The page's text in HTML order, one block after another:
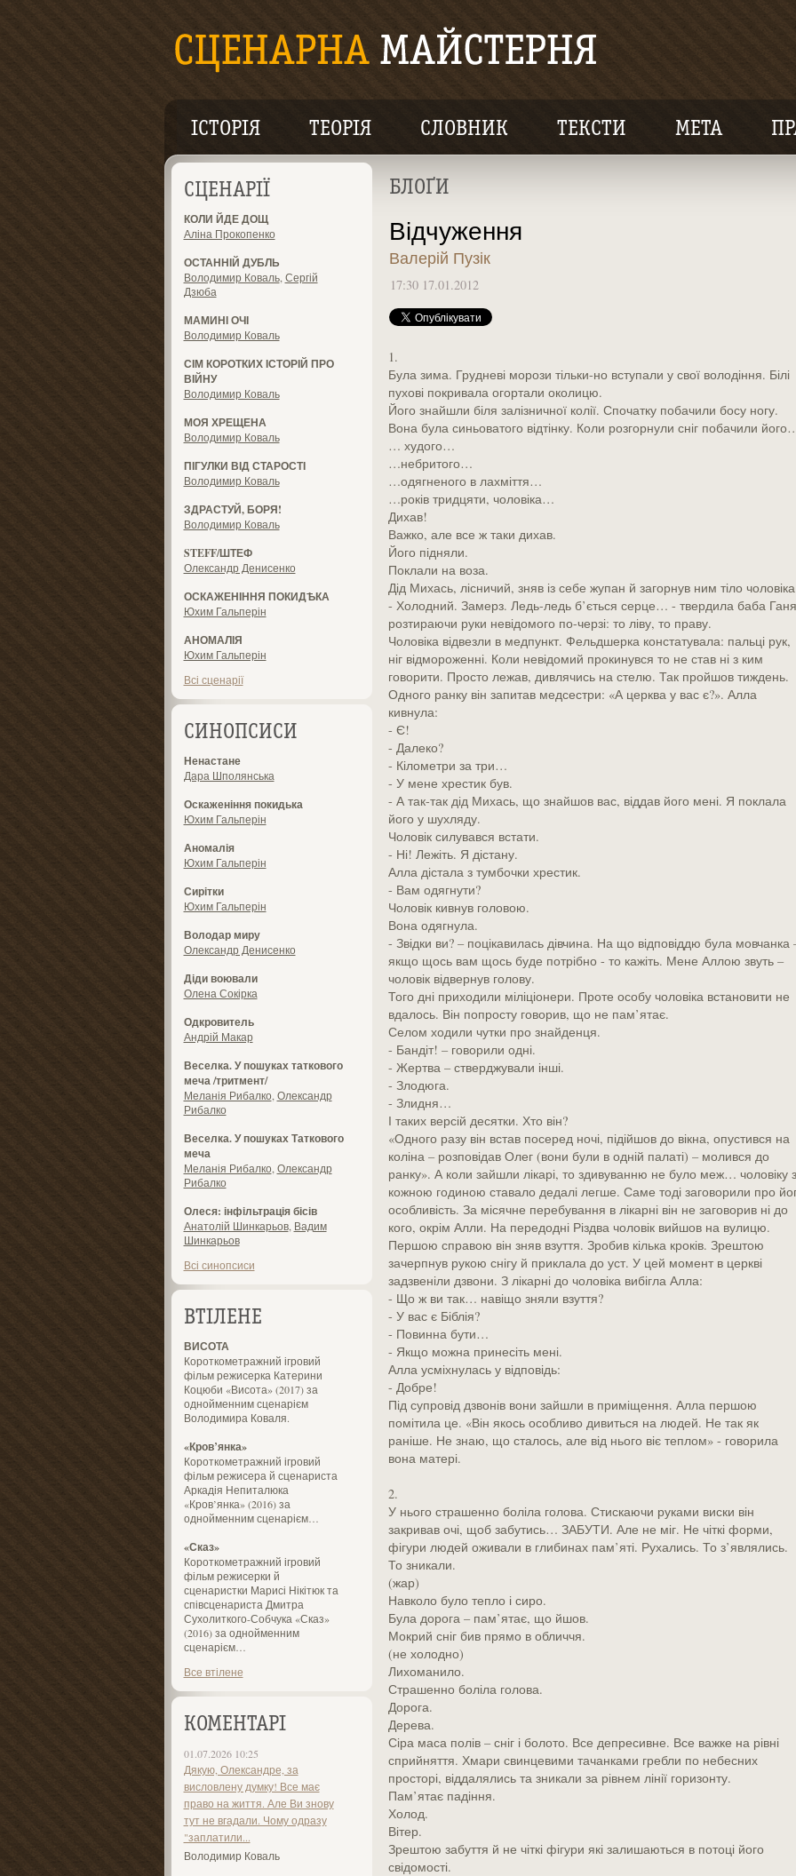
ІСТОРІЯ ТЕОРІЯ СЛОВНИК ТЕКСТИ МЕТА
СЦЕНАРІЇ
КОЛИ ЙДЕ ДОЩ
Аліна Прокопенко
ОСТАННІЙ ДУБЛЬ
Володимир Коваль, Сергій
Дзюба
МАМИНІ ОЧІ
Володимир Коваль
СІМ КОРОТКИХ ІСТОРІЙ ПРО
ВІЙНУ
Володимир Коваль
МОЯ ХРЕЩЕНА
Володимир Коваль
ПІГУЛКИ ВІД СТАРОСТІ
Володимир Коваль
ЗДРАСТУЙ, БОРЯ!
Володимир Коваль
STEFF/ШТЕФ
Олександр Денисенко
ОСКАЖЕНІННЯ ПОКИДѢКА
Юхим Гальперін
АНОМАЛІЯ
Юхим Гальперін
Всі сценарії
СИНОПСИСИ
Ненастане
Дара Шполянська
Оскаженіння покидька
Юхим Гальперін
Аномалія
Юхим Гальперін
Сирітки
Юхим Гальперін
Володар миру
Олександр Денисенко
Діди воювали
Олена Сокірка
Одкровитель
Андрій Макар
Веселка. У пошуках таткового
меча /тритмент/
Меланія Рибалко Олександр
Рибалко
Веселка. У пошуках Таткового
меча
Меланія Рибалко Олександр
Рибалко
Олеся: інфільтрація бісів
Анатолій Шинкарьов, Вадим
Шинкарьов
Всі синопсиси
ВТІЛЕНЕ
ВИСОТА
Короткометражний ігровий
фільм режисерка Катерини
Коцюби «Висота» (2017) за
однойменним сценарієм
Володимира Коваля.
«Кров’янка»
Короткометражний ігровий
фільм режисера й сценариста
Аркадія Непиталюка
«Кров’янка» (2016) за
однойменним сценарієм…
«Сказ»
Короткометражний ігровий
фільм режисерки й
сценаристки Марисі Нікітюк та
співсценариста Дмитра
Сухолиткого-Собчука «Сказ»
(2016) за однойменним
сценарієм…
Все втілене
КОМЕНТАРІ
01.07.2026 10:25
Дякую, Олександре, за
висловлену думку! Все має
право на життя. Але Ви знову
тут не вгадали. Чому одразу
"заплатили...
Володимир Коваль
БЛОҐИ
Відчуження
Валерій Пузік
17:30 17.01.2012
1.
Була зима. Грудневі морози тільки-но вступали у свої володіння. Білі
пухові покривала огортали околицю.
Його знайшли біля залізничної колії. Спочатку побачили босу ногу.
Вона була синьоватого відтінку. Коли розгорнули сніг побачили
… худого…
…небритого…
…одягненого в лахміття…
…років тридцяти, чоловіка…
Дихав!
Важко, але все ж таки дихав.
Його підняли.
Поклали на воза.
Дід Михась, лісничий, зняв із себе жупан й загорнув ним тіло
- Холодний. Замерз. Ледь-ледь б’ється серце… - твердила баба
розтираючи руки невідомого по-черзі: то ліву, то праву.
Чоловіка відвезли в медпункт. Фельдшерка констатувала: пальці рук,
ніг відмороженні. Коли невідомий прокинувся то не став ні з ким
говорити. Просто лежав, дивлячись на стелю. Так пройшов тиждень.
Одного ранку він запитав медсестри: «А церква у вас є?». Алла
кивнула:
- Є!
- Далеко?
- Кілометри за три…
- У мене хрестик був.
- А так-так дід Михась, що знайшов вас, віддав його мені. Я поклала
його у шухляду.
Чоловік силувався встати.
- Ні! Лежіть. Я дістану.
Алла дістала з тумбочки хрестик.
- Вам одягнути?
Чоловік кивнув головою.
Вона одягнула.
- Звідки ви? – поцікавилась дівчина. На що відповіддю була мовчанка
якщо щось вам щось буде потрібно - то кажіть. Мене Аллою звуть –
чоловік відвернув голову.
Того дні приходили міліціонери. Проте особу чоловіка встановити не
вдалось. Він попросту говорив, що не пам’ятає.
Селом ходили чутки про знайденця.
- Бандіт! – говорили одні.
- Жертва – стверджували інші.
- Злодюга.
- Злидня…
І таких версій десятки. Хто він?
«Одного разу він встав посеред ночі, підійшов до вікна, опустився на
коліна – розповідав Олег (вони були в одній палаті) – молився до
ранку». А коли зайшли лікарі, то здивуванню не було меж… чоловіку з
кожною годиною ставало дедалі легше. Саме тоді заговорили про
особливість. За місячне перебування в лікарні він не заговорив ні до
кого, окрім Алли. На передодні Різдва чоловік вийшов на вулицю.
Першою справою він зняв взуття. Зробив кілька кроків. Зрештою
зачерпнув рукою снігу й приклала до уст. У цей момент в церкві
задзвеніли дзвони. З лікарні до чоловіка вибігла Алла:
- Що ж ви так… навіщо зняли взуття?
- У вас є Біблія?
- Повинна бути…
- Якщо можна принесіть мені.
Алла усміхнулась у відповідь:
- Добре!
Під супровід дзвонів вони зайшли в приміщення. Алла першою
помітила це. «Він якось особливо дивиться на людей. Не так як
раніше. Не знаю, що сталось, але від нього віє теплом» - говорила
вона матері.
2.
У нього страшенно боліла голова. Стискаючи руками виски він
закривав очі, щоб забутись… ЗАБУТИ. Але не міг. Не чіткі форми,
фігури людей оживали в глибинах пам’яті. Рухались. То з’являлись.
То зникали.
(жар)
Навколо було тепло і сиро.
Була дорога – пам’ятає, що йшов.
Мокрий сніг бив прямо в обличчя.
(не холодно)
Лихоманило.
Страшенно боліла голова.
Дорога.
Дерева.
Сіра маса полів – сніг і болото. Все депресивне. Все важке на рівні
сприйняття. Хмари свинцевими тачанками гребли по небесних
просторі, віддалялись та зникали за рівнем лінії горизонту.
Пам’ятає падіння.
Холод.
Вітер.
Зрештою забуття й не чіткі фігури які залишаються в потоці його
свідомості.